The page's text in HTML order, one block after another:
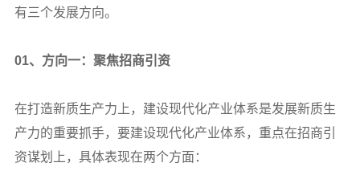
有三个发展方向。
01、方向一：聚焦招商引资
在打造新质生产力上，建设现代化产业体系是发展新质生
产力的重要抓手，要建设现代化产业体系，重点在招商引
资谋划上，具体表现在两个方面：